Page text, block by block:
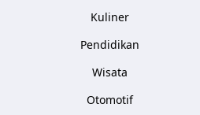
Kuliner
Pendidikan
Wisata
Otomotif